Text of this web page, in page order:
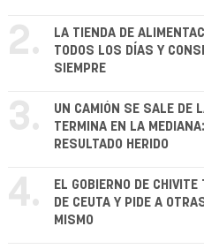
2.
LA TIENDA DE
TODOS LOS DÍAS Y
SIEMPRE
3.
UN CAMIÓN SE SALE DE
TERMINA EN LA
RESULTADO HERIDO
4.
EL GOBIERNO DE
DE CEUTA Y PIDE A
MISMO